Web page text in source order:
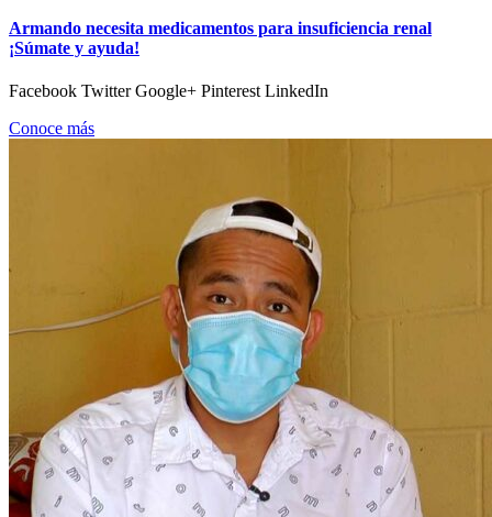
Armando necesita medicamentos para insuficiencia renal
¡Súmate y ayuda!
Facebook Twitter Google+ Pinterest LinkedIn
Conoce más